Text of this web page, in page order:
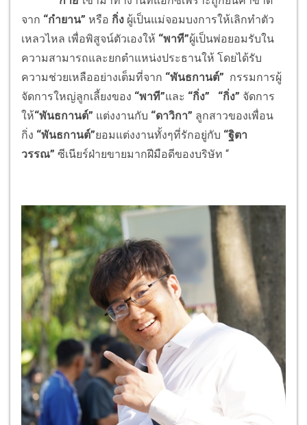
จาก “กำยาน” หรือ กิ่ง ผู้เป็นแม่จอมบงการให้เลิกทำตัว
เหลวไหล เพื่อพิสูจน์ตัวเองให้ “พาที”ผู้เป็นพ่อยอมรับใน
ความสามารถและยกตำแหน่งประธานให้ โดยได้รับ
ความช่วยเหลืออย่างเต็มที่จาก “พันธกานต์” กรรมการผู้
จัดการใหญ่ลูกเลี้ยงของ “พาที”และ “กิ่ง” “กิ่ง” จัดการ
ให้“พันธกานต์” แต่งงานกับ “ดาวิกา” ลูกสาวของเพื่อน
กิ่ง “พันธกานต์”ยอมแต่งงานทั้งๆที่รักอยู่กับ “ฐิตา
วรรณ” ซีเนียร์ฝ่ายขายมากฝีมือดีของบริษัท “